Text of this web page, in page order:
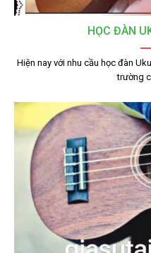
HỌC ĐÀN
Hiện nay với nhu cầu học đàn
trường